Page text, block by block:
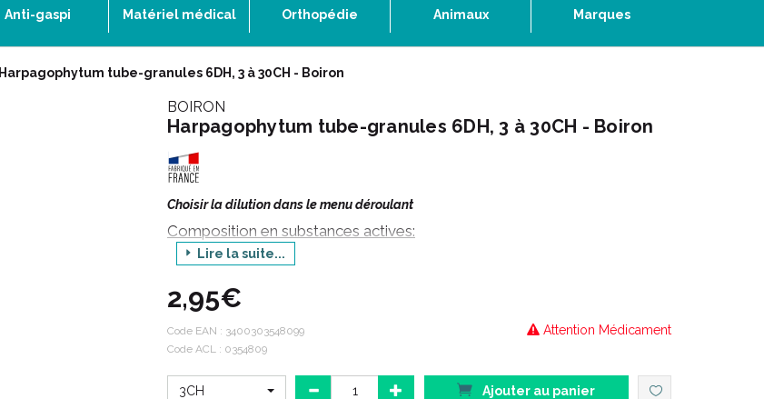
Anti-gaspi Matériel médical Orthopédie Animaux Marques
Harpagophytum tube-granules 6DH, 3 à 30CH - Boiron
BOIRON
Harpagophytum tube-granules 6DH, 3 à 30CH - Boiron
Choisir la dilution dans le menu déroulant
Composition en substances actives:
HARPAGOPHYTUM POUR PRÉPARATIONS HOMÉOPATHIQUES.
actifs se trouvent dans les tubercules que l'on multiplie par semis et que l'on récolte
en automne.
Origine végétale
Indications thérapeutiques:
Lire la suite...
2,95€
Attention Médicament
Code EAN : 3400303548099
Code ACL : 0354809
3CH Ajouter au panier